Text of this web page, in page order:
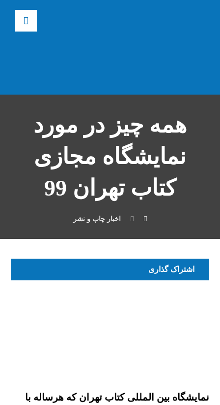
همه چیز در مورد
نمایشگاه مجازی
کتاب تهران 99
اخبار چاپ و نشر
نمایشگاه بین المللی کتاب تهران که هرساله با